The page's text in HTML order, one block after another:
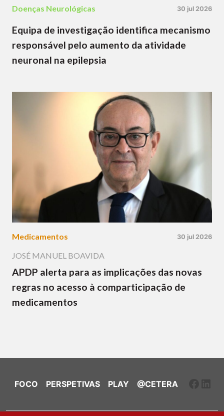
Doenças Neurológicas 30 jul 2026
Equipa de investigação identifica mecanismo
responsável pelo aumento da atividade
neuronal na epilepsia
Medicamentos 30 jul 2026
JOSÉ MANUEL BOAVIDA
APDP alerta para as implicações das novas
regras no acesso à comparticipação de
medicamentos
FOCO PERSPETIVAS PLAY @CETERA